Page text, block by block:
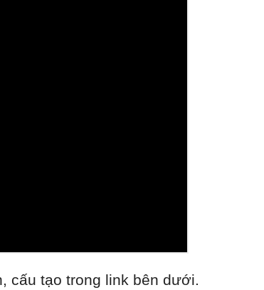
cấu tạo trong link bên dưới.